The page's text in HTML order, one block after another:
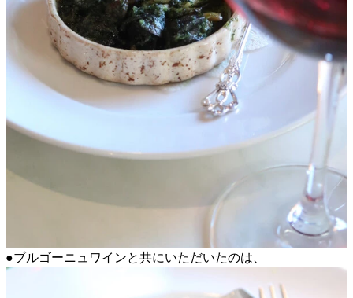
●ブルゴーニュワインと共にいただいたのは、